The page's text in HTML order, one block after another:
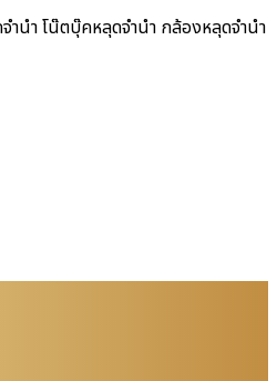
ำนำ โน๊ตบุ๊คหลุดจำนำ กล้องหลุดจำนำ